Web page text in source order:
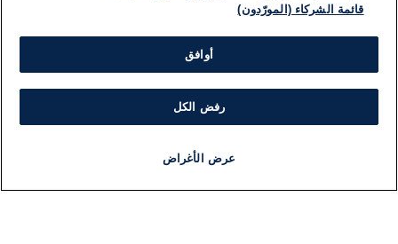
قائمة الشركاء (المورّدون)
أوافق
رفض الكل
عرض الأغراض